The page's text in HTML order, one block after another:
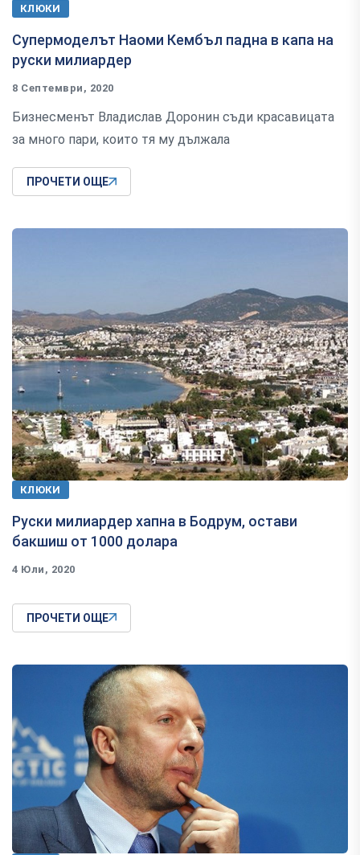
КЛЮКИ
Супермоделът Наоми Кембъл падна в капа на
руски милиардер
8 Септември, 2020
Бизнесменът Владислав Доронин съди красавицата
за много пари, които тя му дължала
ПРОЧЕТИ ОЩЕ
КЛЮКИ
Руски милиардер хапна в Бодрум, остави
бакшиш от 1000 долара
4 Юли, 2020
ПРОЧЕТИ ОЩЕ